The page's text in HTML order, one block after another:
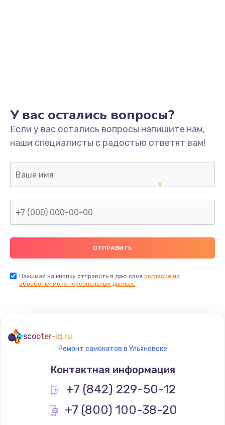
У вас остались вопросы?
Если у вас остались вопросы напишите нам,
наши специалисты с радостью ответят вам!
Нажимая на кнопку отправить я даю свое согласие на
обработку моих персональных данных.
scooter-iq.ru
Ремонт самокатов в Ульяновске
Контактная информация
+7 (842) 229-50-12
+7 (800) 100-38-20